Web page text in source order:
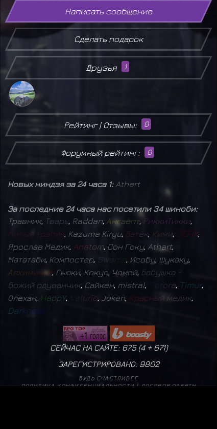
Написать сообщение
Сделать подарок
Друзья 1
Рейтинг | Отзывы: 0
Форумный рейтинг: 0
Новых ниндзя за 24 часа 1: Athart
За последние 24 часа нас посетили 34 шиноби:
Травник, Тварь Raddan Ангаёпт, РиккиТикки,
Милый трапик, Kazuma Kiryu, Батёк, Кими DEFIX,
Ярослав Медик, Anatom Сон Гоку, Athart,
Мататаби, Компостер Sw p Исобу, Шукаку,
Алхимичка, Гьюки, Кокуо Чомей, Бабушка -
божий одуванчик, Сайкен, mistral orora Timur,
Олехан, HappY, l urio Joken Красный медик,
Darkness
СЕЙЧАС НА САЙТЕ: 675 (4+ 671)
ЗАРЕГИСТРИРОВАНО: 9802
БУДЬ СЧАСТЛИВЕЕ
ПОЛИТИКА КОНФИДЕНЦИАЛЬНОСТИ| ДОГОВОР ОФЕРТЫ